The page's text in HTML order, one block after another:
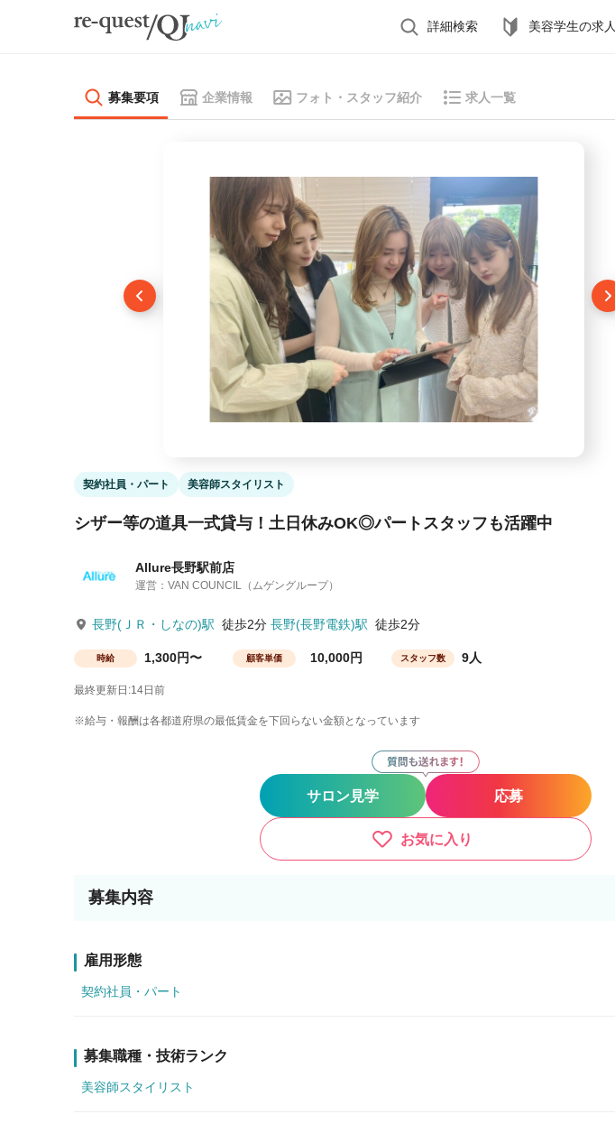
詳細検索 美容学生の求人
募集要項 企業情報 フォト・スタッフ紹介 求人一覧
契約社員・パート 美容師スタイリスト
シザー等の道具一式貸与！土日休みOK◎パートスタッフも活躍中
Allure長野駅前店
運営：VAN COUNCIL（ムゲングループ）
長野(ＪＲ・しなの)駅 徒歩2分 長野(長野電鉄)駅 徒歩2分
時給 1,300円〜 顧客単価 10,000円 スタッフ数 9人
最終更新日:14日前
※給与・報酬は各都道府県の最低賃金を下回らない金額となっています
サロン見学 応募
お気に入り
募集内容
雇用形態
契約社員・パート
募集職種・技術ランク
美容師スタイリスト